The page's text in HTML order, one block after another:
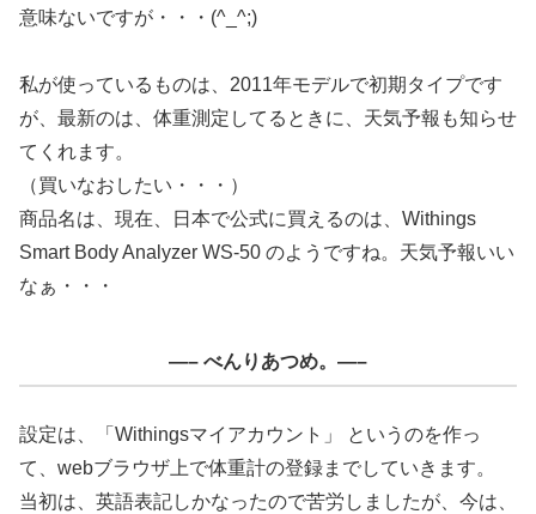
意味ないですが・・・(^_^;)
私が使っているものは、2011年モデルで初期タイプです
が、最新のは、体重測定してるときに、天気予報も知らせ
てくれます。
（買いなおしたい・・・）
商品名は、現在、日本で公式に買えるのは、Withings
Smart Body Analyzer WS-50 のようですね。天気予報いい
なぁ・・・
—– べんりあつめ。—–
設定は、「Withingsマイアカウント」 というのを作っ
て、webブラウザ上で体重計の登録までしていきます。
当初は、英語表記しかなったので苦労しましたが、今は、